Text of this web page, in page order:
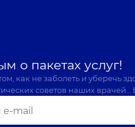
о пакетах услуг!
как не заболеть и уберечь
советов наших врачей…